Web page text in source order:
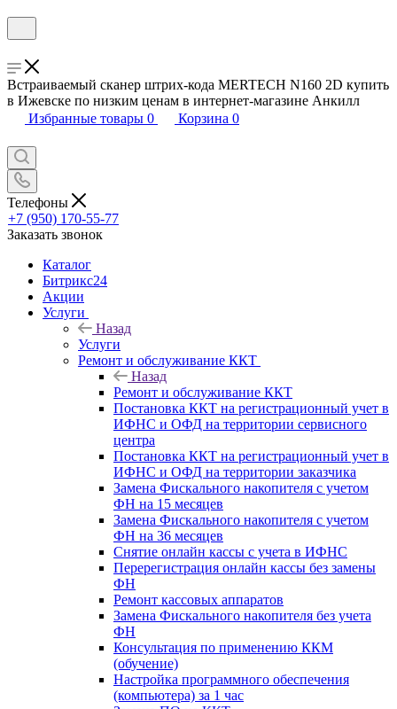
Встраиваемый сканер штрих-кода MERTECH N160 2D купить
в Ижевске по низким ценам в интернет-магазине Анкилл
Избранные товары 0 Корзина 0
Телефоны
+7 (950) 170-55-77
Заказать звонок
Каталог
Битрикс24
Акции
Услуги
Назад
Услуги
Ремонт и обслуживание ККТ
Назад
Ремонт и обслуживание ККТ
Постановка ККТ на регистрационный учет в
ИФНС и ОФД на территории сервисного
центра
Постановка ККТ на регистрационный учет в
ИФНС и ОФД на территории заказчика
Замена Фискального накопителя с учетом
ФН на 15 месяцев
Замена Фискального накопителя с учетом
ФН на 36 месяцев
Снятие онлайн кассы с учета в ИФНС
Перерегистрация онлайн кассы без замены
ФН
Ремонт кассовых аппаратов
Замена Фискального накопителя без учета
ФН
Консультация по применению ККМ
(обучение)
Настройка программного обеспечения
(компьютера) за 1 час